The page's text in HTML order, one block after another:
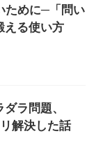
ために─「問い
える使い方
ラ問題、
解決した話